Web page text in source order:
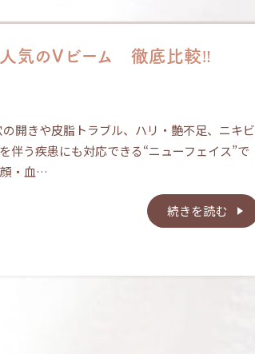
気のVビーム 徹底比較‼
開きや皮脂トラブル、ハリ・艶不足、ニキビ
伴う疾患にも対応できる“ニューフェイス”で
顔・血…
続きを読む